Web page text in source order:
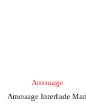
Amouage
Amouage Interlude